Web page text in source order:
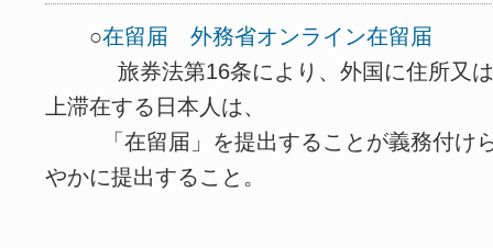
○在留届 外務省オンライン在留届
旅券法第16条により、外国に住所又は
上滞在する日本人は、
「在留届」を提出することが義務付けら
やかに提出すること。